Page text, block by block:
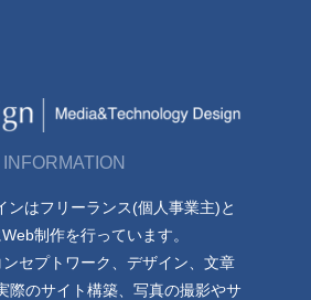
INFORMATION
ンはフリーランス(個人事業主)と
制作を行っています。
セプトワーク、デザイン、文章
際のサイト構築、写真の撮影やサ